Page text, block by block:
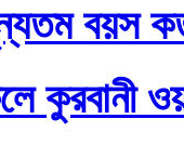
বয়স
কুরবানী